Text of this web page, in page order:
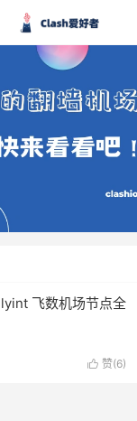
飞数机场节点全
 赞(6)